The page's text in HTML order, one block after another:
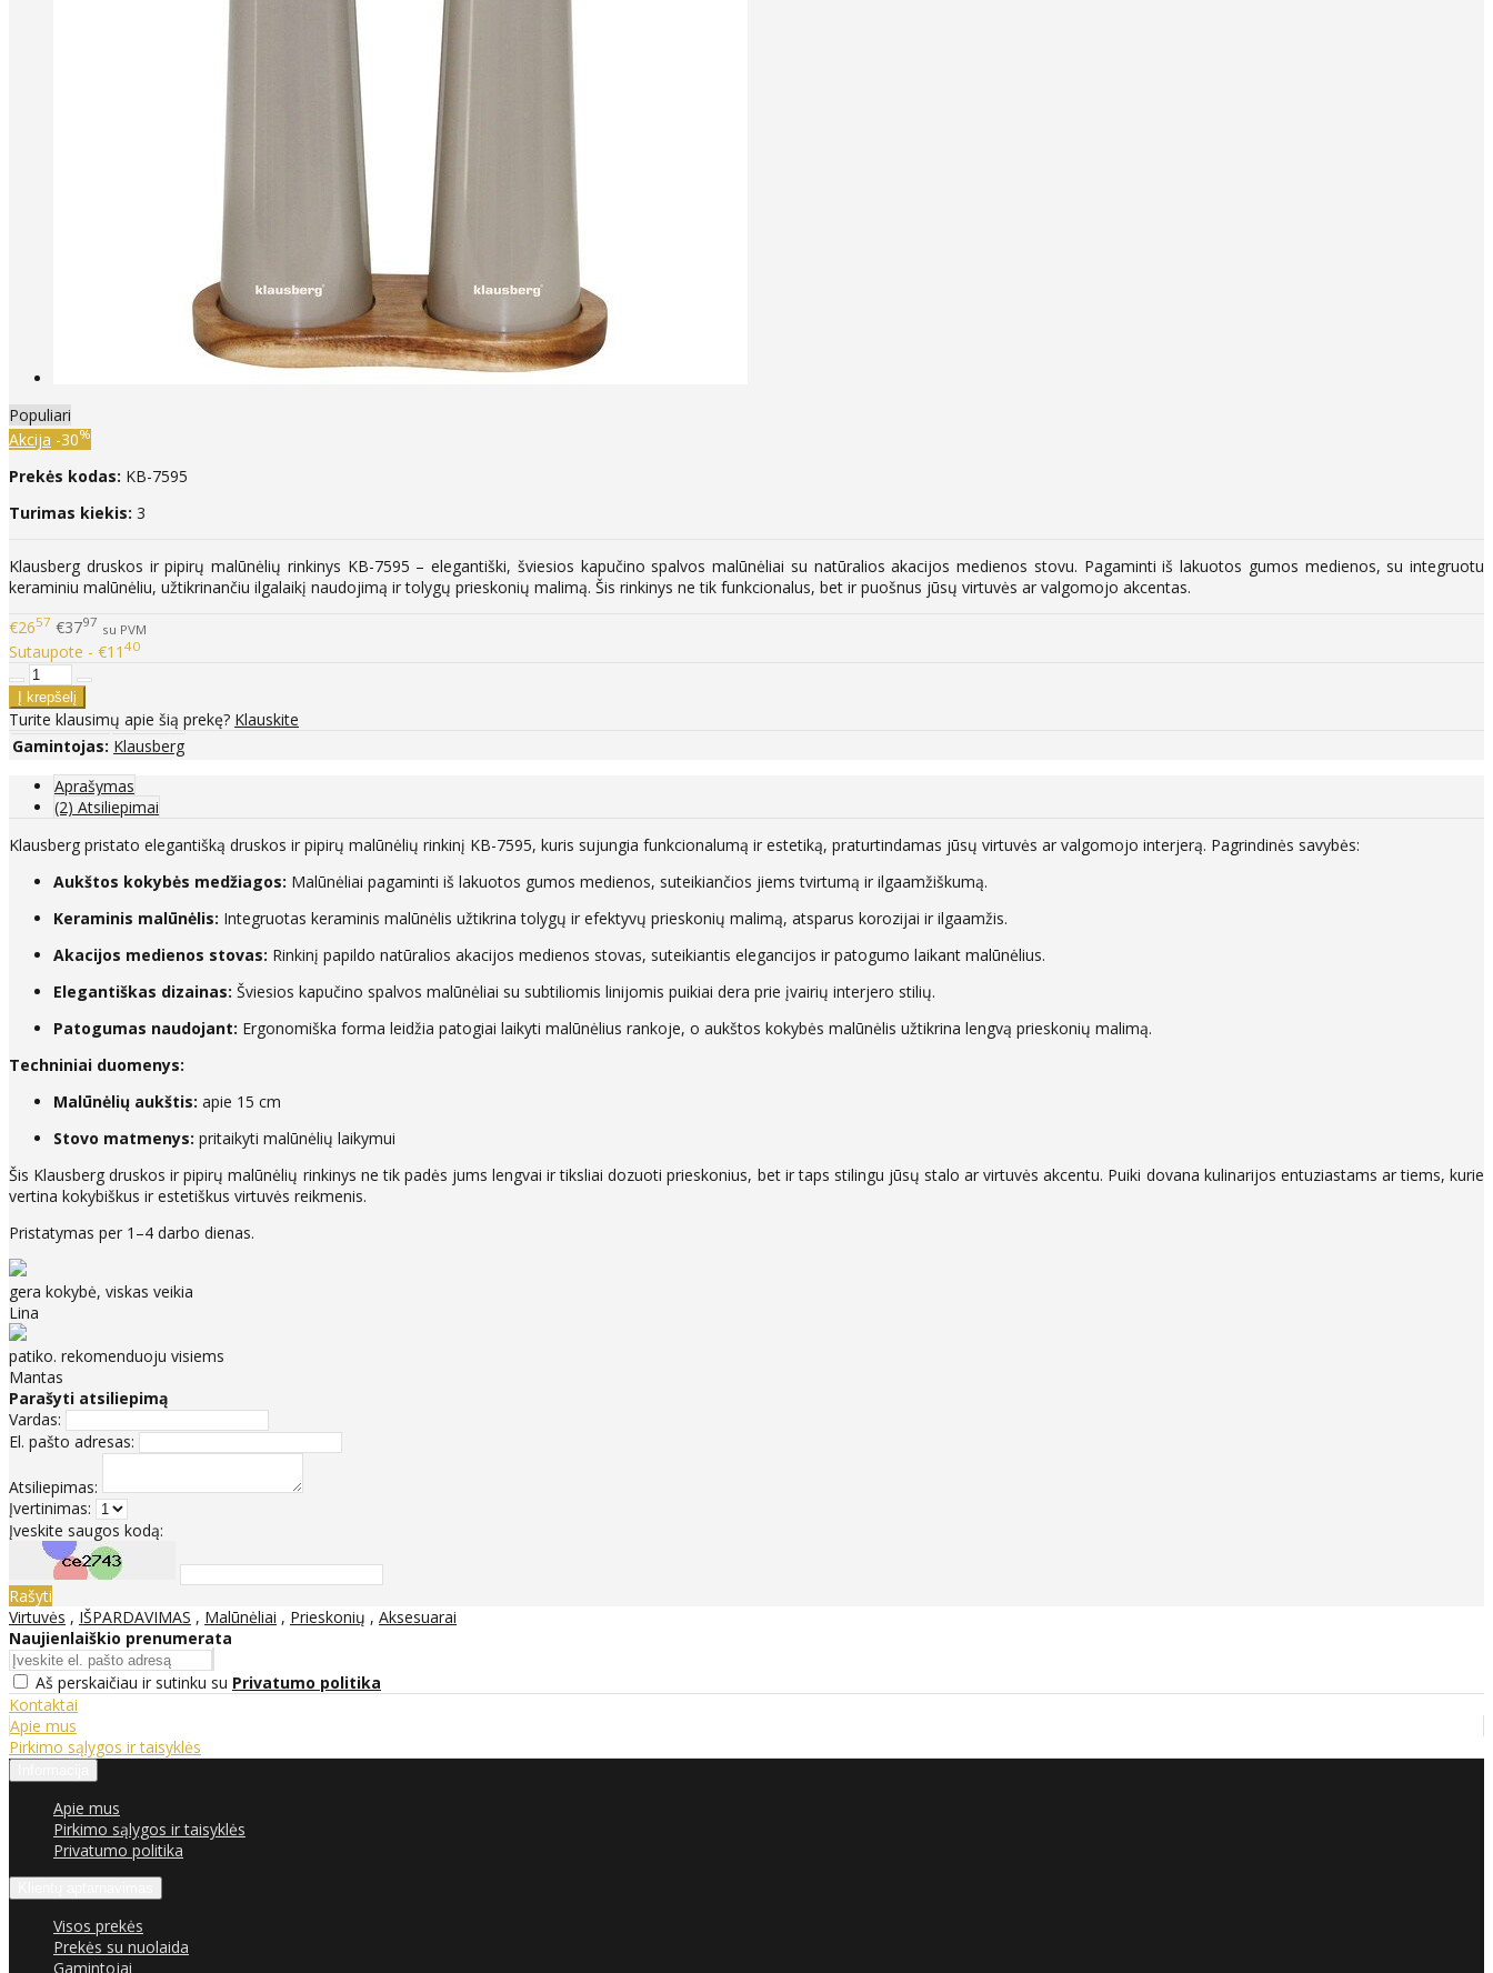
Populiari
Akcija -30%
Prekės kodas: KB-7595
Turimas kiekis: 3
Klausberg druskos ir pipirų malūnėlių rinkinys KB-7595 – elegantiški, šviesios kapučino spalvos malūnėliai su natūralios akacijos medienos stovu. Pagaminti iš lakuotos gumos medienos, su integruotu
keraminiu malūnėliu, užtikrinančiu ilgalaikį naudojimą ir tolygų prieskonių malimą. Šis rinkinys ne tik funkcionalus, bet ir puošnus jūsų virtuvės ar valgomojo akcentas.
€2657 €3797 su PVM
Sutaupote - €11 40
Turite klausimų apie šią prekę? Klauskite
Gamintojas: Klausberg
Aprašymas
(2) Atsiliepimai
Klausberg pristato elegantišką druskos ir pipirų malūnėlių rinkinį KB-7595, kuris sujungia funkcionalumą ir estetiką, praturtindamas jūsų virtuvės ar valgomojo interjerą. Pagrindinės savybės:
Aukštos kokybės medžiagos: Malūnėliai pagaminti iš lakuotos gumos medienos, suteikiančios jiems tvirtumą ir ilgaamžiškumą.
Keraminis malūnėlis: Integruotas keraminis malūnėlis užtikrina tolygų ir efektyvų prieskonių malimą, atsparus korozijai ir ilgaamžis.
Akacijos medienos stovas: Rinkinį papildo natūralios akacijos medienos stovas, suteikiantis elegancijos ir patogumo laikant malūnėlius.
Elegantiškas dizainas: Šviesios kapučino spalvos malūnėliai su subtiliomis linijomis puikiai dera prie įvairių interjero stilių.
Patogumas naudojant: Ergonomiška forma leidžia patogiai laikyti malūnėlius rankoje, o aukštos kokybės malūnėlis užtikrina lengvą prieskonių malimą.
Techniniai duomenys:
Malūnėlių aukštis: apie 15 cm
Stovo matmenys: pritaikyti malūnėlių laikymui
Šis Klausberg druskos ir pipirų malūnėlių rinkinys ne tik padės jums lengvai ir tiksliai dozuoti prieskonius, bet ir taps stilingu jūsų stalo ar virtuvės akcentu. Puiki dovana kulinarijos entuziastams ar tiems, kurie
vertina kokybiškus ir estetiškus virtuvės reikmenis.
Pristatymas per 1–4 darbo dienas.
gera kokybė, viskas veikia
Lina
patiko. rekomenduoju visiems
Mantas
Parašyti atsiliepimą
Vardas:
El. pašto adresas:
Atsiliepimas:
Įvertinimas:
Įveskite saugos kodą:
Rašyti
Virtuvės , IŠPARDAVIMAS , Malūnėliai , Prieskonių , Aksesuarai
Naujienlaiškio prenumerata
Aš perskaičiau ir sutinku su Privatumo politika
Kontaktai
Apie mus
Pirkimo sąlygos ir taisyklės
Apie mus
Pirkimo sąlygos ir taisyklės
Privatumo politika
Visos prekės
Prekės su nuolaida
Gamintojai